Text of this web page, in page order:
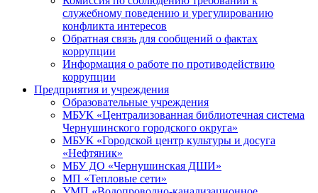
служебному поведению и урегулированию
конфликта интересов
Обратная связь для сообщений о фактах
коррупции
Информация о работе по противодействию
коррупции
Предприятия и учреждения
Образовательные учреждения
МБУК «Централизованная библиотечная система
Чернушинского городского округа»
МБУК «Городской центр культуры и досуга
«Нефтяник»
МБУ ДО «Чернушинская ДШИ»
МП «Тепловые сети»